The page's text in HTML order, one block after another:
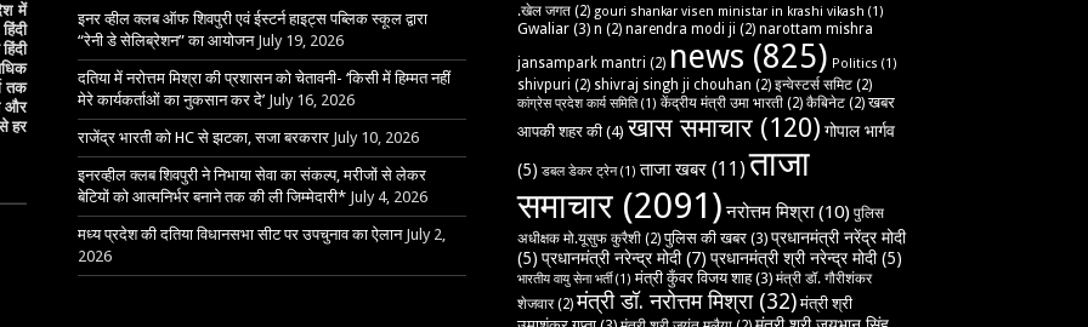
में
तक
और
हर
इनर व्हील क्लब ऑफ शिवपुरी एवं ईस्टर्न हाइट्स पब्लिक स्कूल द्वारा
“रेनी डे सेलिब्रेशन” का आयोजन July 19, 2026
दतिया में नरोत्तम मिश्रा की प्रशासन को चेतावनी- ‘किसी में हिम्मत नहीं
मेरे कार्यकर्ताओं का नुकसान कर दे’ July 16, 2026
राजेंद्र भारती को HC से झटका, सजा बरकरार July 10, 2026
इनरव्हील क्लब शिवपुरी ने निभाया सेवा का संकल्प, मरीजों से लेकर
बेटियों को आत्मनिर्भर बनाने तक की ली जिम्मेदारी* July 4, 2026
मध्य प्रदेश की दतिया विधानसभा सीट पर उपचुनाव का ऐलान July 2,
2026
.खेल जगत (2) gouri shankar visen ministar in krashi vikash (1)
Gwaliar (3) n (2) narendra modi ji (2) narottam mishra
jansampark mantri (2) news (825) Politics (1)
shivpuri (2) shivraj singh ji chouhan (2) इन्वेस्टर्स समिट (2)
कांग्रेस प्रदेश कार्य समिति(1) केंद्रीय मंत्री उमा भारती (2) कैबिनेट (2) खबर
आपकी शहर की (4) खास समाचार (120) गोपाल भार्गव
(5) डबल डेकर ट्रेन(1) ताजा खबर (11)ताजा
समाचार (2091) नरोत्तम मिश्रा(10) पुलिस
अधीक्षक मो.यूसुफ कुरैशी (2) पुलिस की खबर (3) प्रधानमंत्री नरेंद्र मोदी
(5) प्रधानमंत्री नरेन्द्र मोदी(7) प्रधानमंत्री श्री नरेन्द्र मोदी(5)
भारतीय वायु सेना भर्ती(1) मंत्री कुँवर विजय शाह(3) मंत्री डॉ. गौरीशंकर
शेजवार(2) मंत्री डॉ. नरोत्तम मिश्रा(32) मंत्री श्री